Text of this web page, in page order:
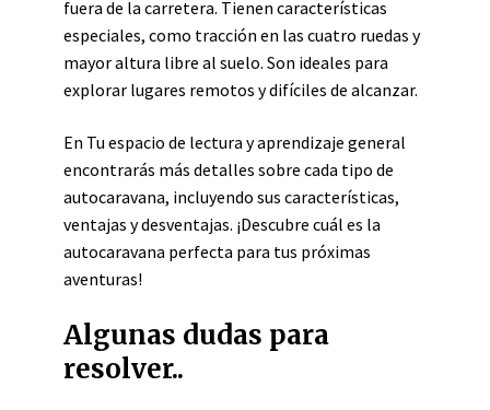
fuera de la carretera. Tienen características
especiales, como tracción en las cuatro ruedas y
mayor altura libre al suelo. Son ideales para
explorar lugares remotos y difíciles de alcanzar.
En Tu espacio de lectura y aprendizaje general
encontrarás más detalles sobre cada tipo de
autocaravana, incluyendo sus características,
ventajas y desventajas. ¡Descubre cuál es la
autocaravana perfecta para tus próximas
aventuras!
Algunas dudas para
resolver..